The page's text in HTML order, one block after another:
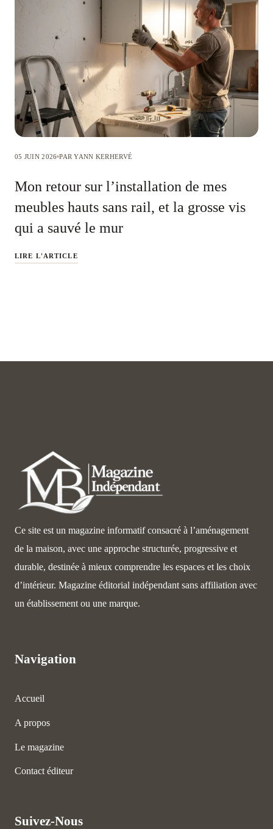
05 JUIN 2026 PAR YANN KERHERVÉ
Mon retour sur l’installation de mes
meubles hauts sans rail, et la grosse vis
qui a sauvé le mur
LIRE L'ARTICLE
Ce site est un magazine informatif consacré à l’aménagement
de la maison, avec une approche structurée, progressive et
durable, destinée à mieux comprendre les espaces et les choix
d’intérieur. Magazine éditorial indépendant sans affiliation avec
un établissement ou une marque.
Navigation
Accueil
A propos
Le magazine
Contact éditeur
Suivez-Nous